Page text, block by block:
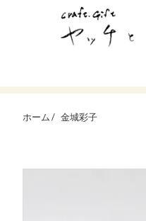
ホーム / 金城彩子